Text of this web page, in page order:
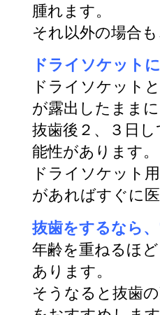
腫れます。
それ以外の場合
ドライソケット
ドライソケット
が露出したまま
抜歯後２、３日
能性があります。
ドライソケット
があればすぐに
抜歯をするなら
年齢を重ねるほ
あります。
そうなると抜歯